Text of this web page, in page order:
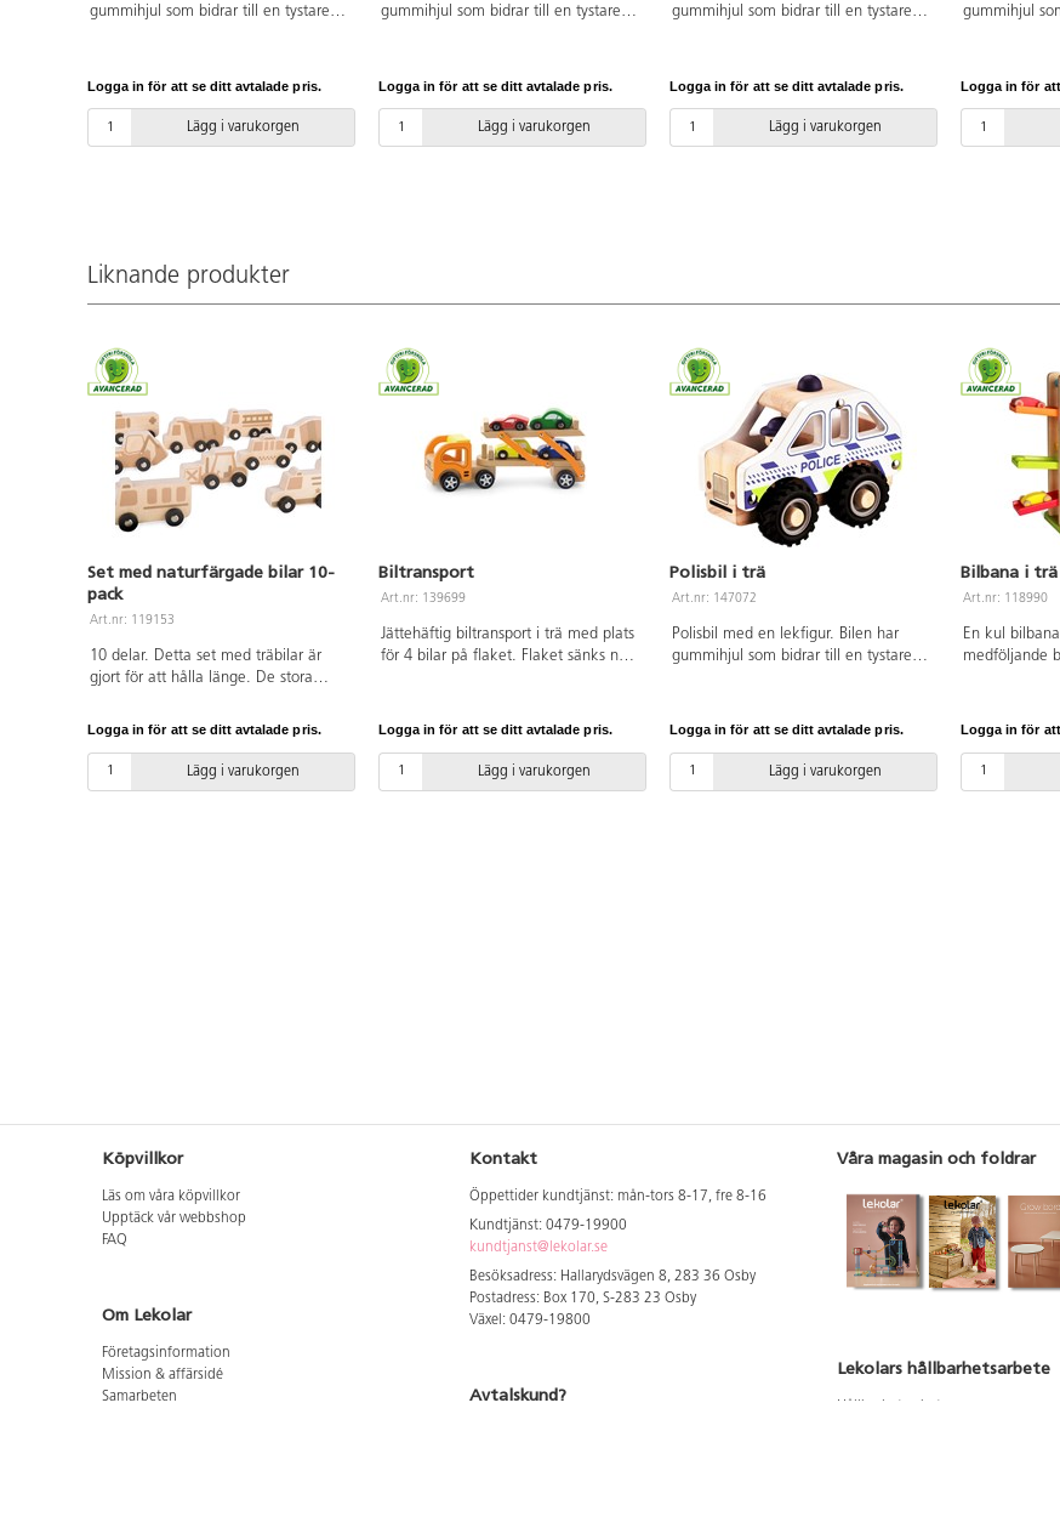
gummihjul som bidrar till en tystare
Logga in för att se ditt avtalade pris.
Lägg i varukorgen
gummihjul som bidrar till en tystare
Logga in för att se ditt avtalade pris.
Lägg i varukorgen
gummihjul som bidrar till en tystare
Logga in för att se ditt avtalade pris.
Lägg i varukorgen
gummihjul
Logga in för
Liknande produkter
Set med naturfärgade bilar 10-
pack
Art.nr: 119153
10 delar. Detta set med träbilar är
gjort för att hålla länge. De stora
Logga in för att se ditt avtalade pris.
Lägg i varukorgen
Biltransport
Art.nr: 139699
Jättehäftig biltransport i trä med plats
för 4 bilar på flaket. Flaket sänks ned
Logga in för att se ditt avtalade pris.
Lägg i varukorgen
Polisbil i trä
Art.nr: 147072
Polisbil med en lekfigur. Bilen har
gummihjul som bidrar till en tystare
Logga in för att se ditt avtalade pris.
Lägg i varukorgen
Bilbana i trä
Art.nr: 118990
En kul
medföljande
Logga in för
Köpvillkor
Läs om våra köpvillkor
Upptäck vår webbshop
FAQ
Om Lekolar
Företagsinformation
Mission & affärsidé
Samarbeten
Kontakt
Öppettider kundtjänst: mån-tors 8-17, fre 8-16
Kundtjänst: 0479-19900
kundtjanst@lekolar.se
Besöksadress: Hallarydsvägen 8, 283 36 Osby
Postadress: Box 170, S-283 23 Osby
Växel: 0479-19800
Avtalskund?
Våra magasin och foldrar
Lekolars hållbarhetsarbete